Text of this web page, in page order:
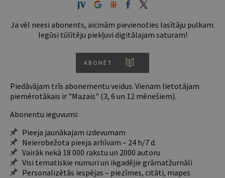
Ja vēl neesi abonents, aicinām pievienoties lasītāju pulkam.
Iegūsi tūlītēju piekļuvi digitālajam saturam!
ABONĒT
Piedāvājam trīs abonementu veidus. Vienam lietotājam
piemērotākais ir "Mazais" (3, 6 un 12 mēnešiem).
Abonentu ieguvumi:
Pieeja jaunākajam izdevumam
Neierobežota pieeja arhīvam – 24 h/7 d.
Vairāk nekā 18 000 rakstu un 2000 autoru
Visi tematiskie numuri un ikgadējie grāmatžurnāli
Personalizētās iespējas – piezīmes, citāti, mapes